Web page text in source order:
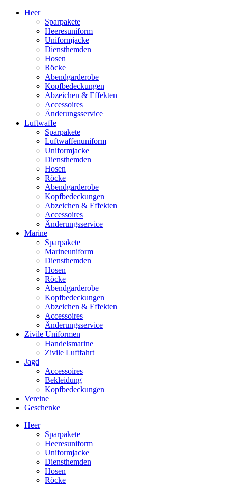
Heer
Sparpakete
Heeresuniform
Uniformjacke
Diensthemden
Hosen
Röcke
Abendgarderobe
Kopfbedeckungen
Abzeichen & Effekten
Accessoires
Änderungsservice
Luftwaffe
Sparpakete
Luftwaffenuniform
Uniformjacke
Diensthemden
Hosen
Röcke
Abendgarderobe
Kopfbedeckungen
Abzeichen & Effekten
Accessoires
Änderungsservice
Marine
Sparpakete
Marineuniform
Diensthemden
Hosen
Röcke
Abendgarderobe
Kopfbedeckungen
Abzeichen & Effekten
Accessoires
Änderungsservice
Zivile Uniformen
Handelsmarine
Zivile Luftfahrt
Jagd
Accessoires
Bekleidung
Kopfbedeckungen
Vereine
Geschenke
Heer
Sparpakete
Heeresuniform
Uniformjacke
Diensthemden
Hosen
Röcke